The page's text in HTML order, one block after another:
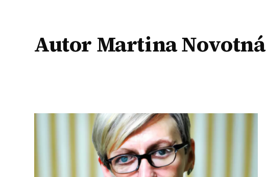
Autor Martina Novotná